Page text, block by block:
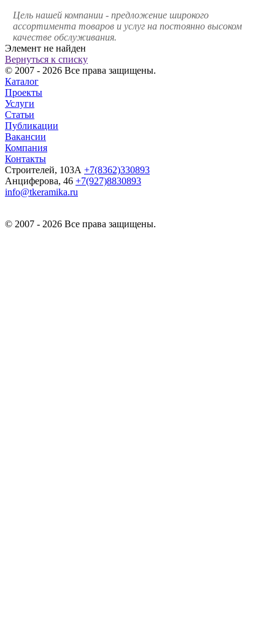
Цель нашей компании - предложение широкого
ассортимента товаров и услуг на постоянно высоком
качестве обслуживания.
Элемент не найден
Вернуться к списку
© 2007 - 2026 Все права защищены.
Каталог
Проекты
Услуги
Статьи
Публикации
Вакансии
Компания
Контакты
Строителей, 103А +7(8362)330893
Анциферова, 46 +7(927)8830893
info@tkeramika.ru
© 2007 - 2026 Все права защищены.